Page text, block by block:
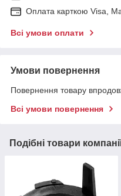
Оплата карткою Visa,
Всі умови оплати
Умови повернення
Повернення товару
Всі умови повернення
Подібні товари